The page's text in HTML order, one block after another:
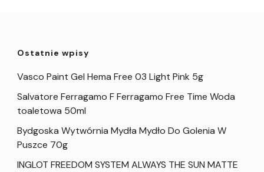
Ostatnie wpisy
Vasco Paint Gel Hema Free 03 Light Pink 5g
Salvatore Ferragamo F Ferragamo Free Time Woda
toaletowa 50ml
Bydgoska Wytwórnia Mydła Mydło Do Golenia W
Puszce 70g
INGLOT FREEDOM SYSTEM ALWAYS THE SUN MATTE